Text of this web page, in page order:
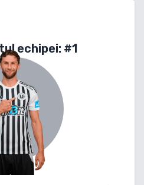
echipei: #1